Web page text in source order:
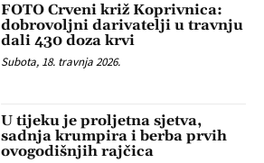
FOTO Crveni križ Koprivnica:
dobrovoljni darivatelji u travnju
dali 430 doza krvi
Subota, 18. travnja 2026.
U tijeku je proljetna sjetva,
sadnja krumpira i berba prvih
ovogodišnjih rajčica